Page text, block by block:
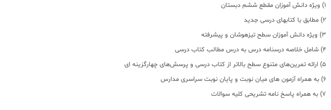
1) ویژه دانش آموزان مقطع ششم دبستان
2) مطابق با کتابهای درسی جدید
3) ویژه دانش آموزان سطح تیزهوشان و پیشرفته
4) شامل خلاصه درسنامه درس به درس مطالب کتاب درسی
5) ارائه تمرین‌های متنوع سطح بالاتر از کتاب درسی و پرسش‌های چهارگزینه ای
6) به همراه آزمون های میان نوبت و پایان نوبت سراسری مدارس
7) به همراه پاسخ نامه تشریحی کلیه سوالات